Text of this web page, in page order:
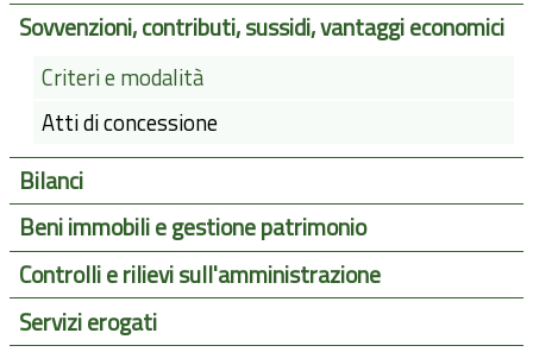
Sovvenzioni, contributi, sussidi, vantaggi economici
Criteri e modalità
Atti di concessione
Bilanci
Beni immobili e gestione patrimonio
Controlli e rilievi sull'amministrazione
Servizi erogati